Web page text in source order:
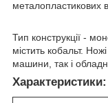
металопластикових
Тип конструкції -
містить кобальт.
машини, так і
Характеристики: